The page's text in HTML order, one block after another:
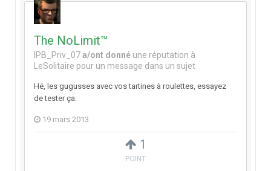
1
POINT
The NoLimit™
IPB_Priv_07a/ont donné une réputation à
LeSolitaire pour un message dans un sujet
Hé, les gugusses avec vos tartines à roulettes, essayez
de tester ça:
19 mars 2013